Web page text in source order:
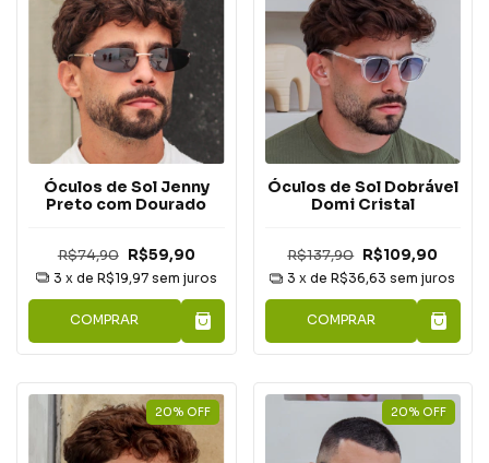
Óculos de Sol Jenny
Preto com Dourado
R$74,90 R$59,90
3 x de R$19,97 sem juros
COMPRAR
Óculos de Sol Dobrável
Domi Cristal
R$137,90 R$109,90
3 x deR$36,63 sem juros
COMPRAR
20% OFF 20% OFF